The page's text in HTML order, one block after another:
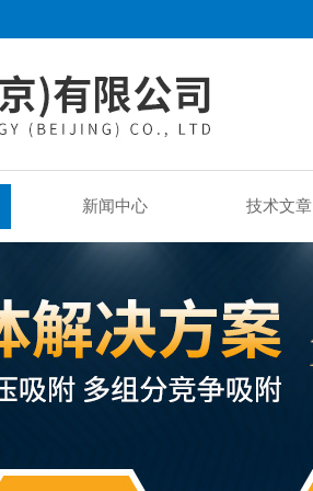
新闻中心 技术文章